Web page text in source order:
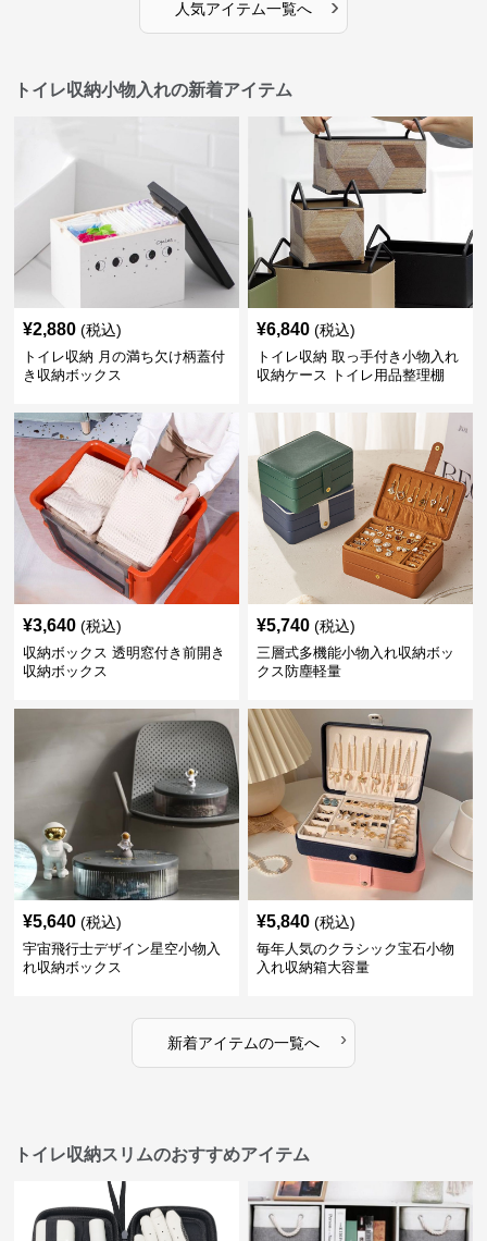
人気アイテム一覧へ ›
トイレ収納小物入れの新着アイテム
¥2,880 (税込)
トイレ収納 月の満ち欠け柄蓋付
き収納ボックス
¥6,840 (税込)
トイレ収納 取っ手付き小物入れ
収納ケース トイレ用品整理棚
¥3,640 (税込)
収納ボックス 透明窓付き前開き
収納ボックス
¥5,740 (税込)
三層式多機能小物入れ収納ボッ
クス防塵軽量
¥5,640 (税込)
宇宙飛行士デザイン星空小物入
れ収納ボックス
¥5,840 (税込)
毎年人気のクラシック宝石小物
入れ収納箱大容量
新着アイテムの一覧へ ›
トイレ収納スリムのおすすめアイテム